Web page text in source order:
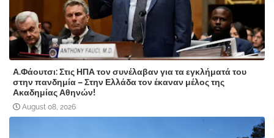
Α.Φάουτσι: Στις ΗΠΑ τον συνέλαβαν για τα εγκλήματά του
στην πανδημία – Στην Ελλάδα τον έκαναν μέλος της
Ακαδημίας Αθηνών!
August 08, 2026